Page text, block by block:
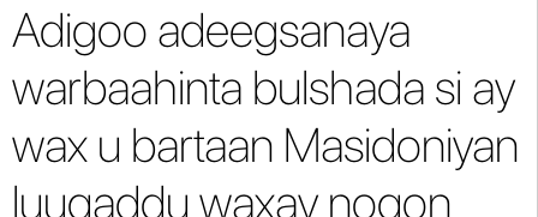
Adigoo adeegsanaya
warbaahinta bulshada si ay
wax u bartaan Masidoniyan
luuqaddu waxay noqon